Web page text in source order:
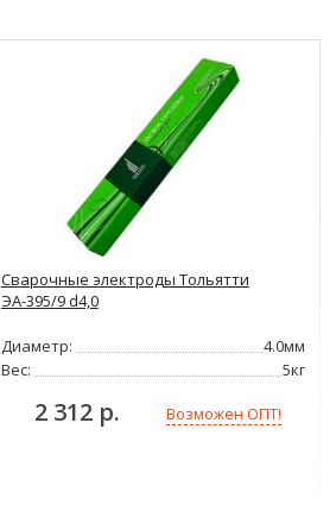
Сварочные электроды Тольятти
ЭА-395/9 d4,0
Диаметр:
4.0мм
Вес:
5кг
2 312 р. Возможен ОПТ!